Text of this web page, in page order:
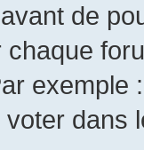
de
exemple
dans